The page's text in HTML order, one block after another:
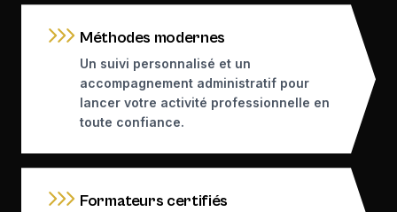
Méthodes modernes
Un suivi personnalisé et un
accompagnement administratif pour
lancer votre activité professionnelle en
toute confiance.
Formateurs certifiés